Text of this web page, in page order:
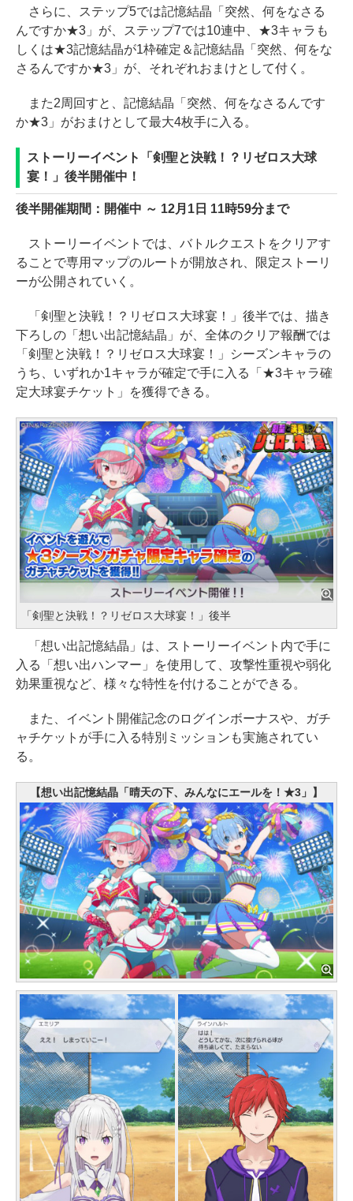
さらに、ステップ5では記憶結晶「突然、何をなさる
んですか★3」が、ステップ7では10連中、★3キャラも
しくは★3記憶結晶が1枠確定＆記憶結晶「突然、何をな
さるんですか★3」が、それぞれおまけとして付く。
また2周回すと、記憶結晶「突然、何をなさるんです
か★3」がおまけとして最大4枚手に入る。
ストーリーイベント「剣聖と決戦！？リゼロス大球
宴！」後半開催中！
後半開催期間：開催中 ～ 12月1日 11時59分まで
ストーリーイベントでは、バトルクエストをクリアす
ることで専用マップのルートが開放され、限定ストーリ
ーが公開されていく。
「剣聖と決戦！？リゼロス大球宴！」後半では、描き
下ろしの「想い出記憶結晶」が、全体のクリア報酬では
「剣聖と決戦！？リゼロス大球宴！」シーズンキャラの
うち、いずれか1キャラが確定で手に入る「★3キャラ確
定大球宴チケット」を獲得できる。
「剣聖と決戦！？リゼロス大球宴！」後半
「想い出記憶結晶」は、ストーリーイベント内で手に
入る「想い出ハンマー」を使用して、攻撃性重視や弱化
効果重視など、様々な特性を付けることができる。
また、イベント開催記念のログインボーナスや、ガチ
ャチケットが手に入る特別ミッションも実施されてい
る。
【想い出記憶結晶「晴天の下、みんなにエールを！★3」】